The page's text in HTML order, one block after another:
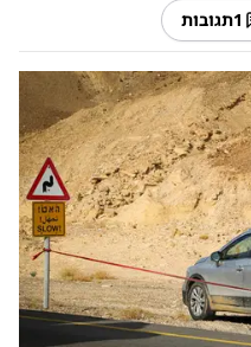
1תגובות